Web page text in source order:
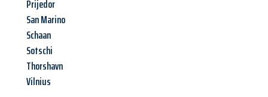
Prijedor
San Marino
Schaan
Sotschi
Thorshavn
Vilnius